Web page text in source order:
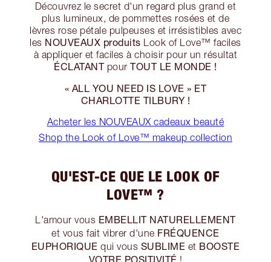
Découvrez le secret d'un regard plus grand et
plus lumineux, de pommettes rosées et de
lèvres rose pétale pulpeuses et irrésistibles avec
les NOUVEAUX produits Look of Love™ faciles
à appliquer et faciles à choisir pour un résultat
ÉCLATANTpourTOUT LE MONDE !
« ALL YOU NEED IS LOVE » ET
CHARLOTTE TILBURY !
Acheter les NOUVEAUX cadeaux beauté
Shop the Look of Love™ makeup collection
QU'EST-CE QUE LE LOOK OF
LOVE™ ?
L'amour vous EMBELLIT NATURELLEMENT
et vous fait vibrer d'une FRÉQUENCE
EUPHORIQUE qui vous SUBLIME et BOOSTE
VOTRE POSITIVITÉ !